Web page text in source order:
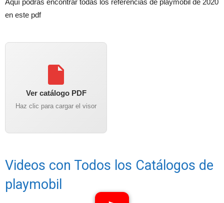
en este pdf
Ver catálogo PDF
Haz clic para cargar el visor
Videos con Todos los Catálogos de
playmobil